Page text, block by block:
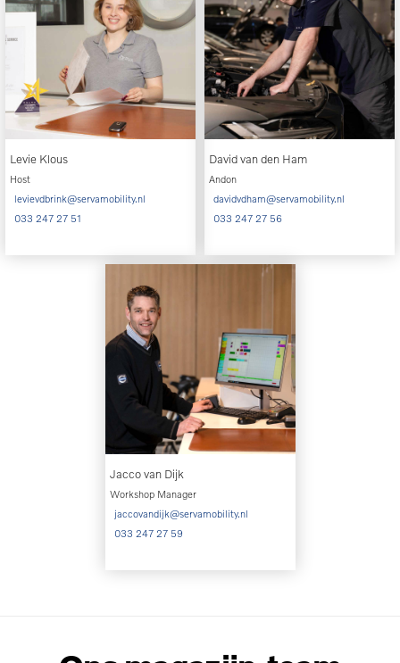
Levie Klous
Host
levievdbrink@servamobility.nl
033 247 27 51
David van den Ham
Andon
davidvdham@servamobility.nl
033 247 27 56
Jacco van Dijk
Workshop Manager
jaccovandijk@servamobility.nl
033 247 27 59